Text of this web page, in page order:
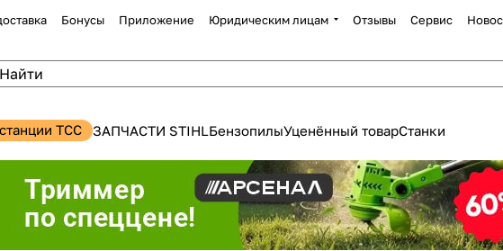
Бонусы Приложение Юридическим лицам Отзывы Сервис
TCC ЗАПЧАСТИ STIHLБензопилыУценённый товарСтанки
Для клиентов всех банков